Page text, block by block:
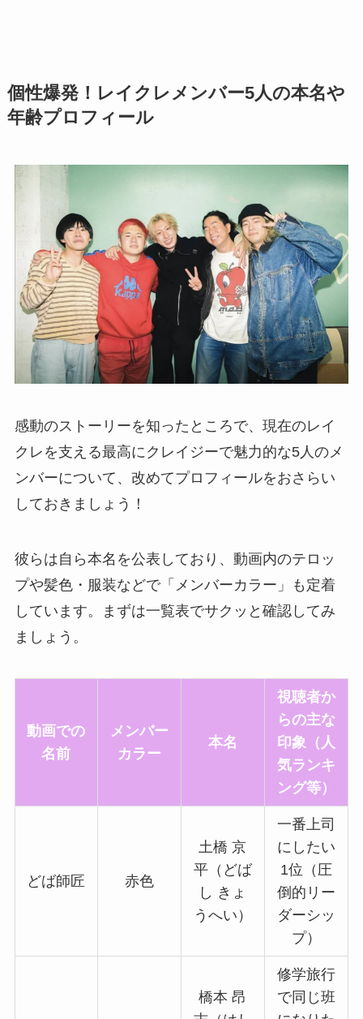
個性爆発！レイクレメンバー5人の本名や
年齢プロフィール
感動のストーリーを知ったところで、現在のレイ
クレを支える最高にクレイジーで魅力的な5人のメ
ンバーについて、改めてプロフィールをおさらい
しておきましょう！
彼らは自ら本名を公表しており、動画内のテロッ
プや髪色・服装などで「メンバーカラー」も定着
しています。まずは一覧表でサクッと確認してみ
ましょう。
動画での
名前
メンバー
カラー
本名
視聴者か
らの主な
印象（人
気ランキ
ング等）
どば師匠 赤色
土橋 京
平（どば
し きょ
うへい）
一番上司
にしたい
1位（圧
倒的リー
ダーシッ
プ）
橋本 昂
修学旅行
で同じ班